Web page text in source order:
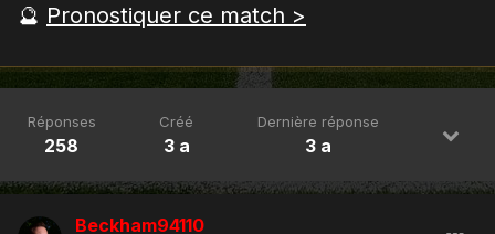
🔮 Pronostiquer ce match >
Réponses
258
Créé
3 a
Dernière réponse
3 a
Beckham94110